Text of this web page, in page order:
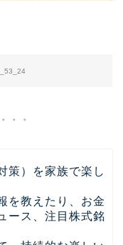
策）を家族で楽し
を教えたり、お金
ース、注目株式銘